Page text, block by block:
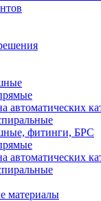
автоматических
фитинги, БРС
автоматических
материалы